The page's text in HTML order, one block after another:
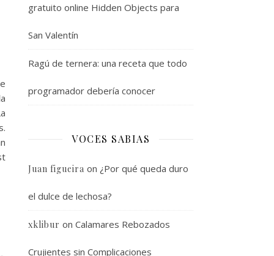
gratuito online Hidden Objects para
San Valentín
Ragú de ternera: una receta que todo
programador debería conocer
VOCES SABIAS
Juan figueira on ¿Por qué queda duro
el dulce de lechosa?
xklibur on Calamares Rebozados
Crujientes sin Complicaciones